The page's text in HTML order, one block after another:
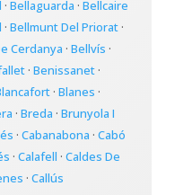
· Bellaguarda · Bellcaire
· Bellmunt Del Priorat·
Cerdanya · Bellvís ·
· Benissanet·
· Blanes ·
· Breda · Brunyola I
· Cabanabona · Cabó
· Calafell · Caldes De
· Callús